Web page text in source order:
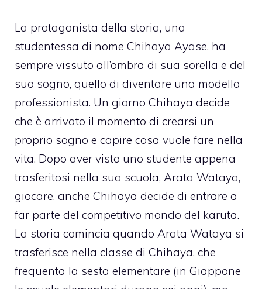
La protagonista della storia, una
studentessa di nome Chihaya Ayase, ha
sempre vissuto all’ombra di sua sorella e del
suo sogno, quello di diventare una modella
professionista. Un giorno Chihaya decide
che è arrivato il momento di crearsi un
proprio sogno e capire cosa vuole fare nella
vita. Dopo aver visto uno studente appena
trasferitosi nella sua scuola, Arata Wataya,
giocare, anche Chihaya decide di entrare a
far parte del competitivo mondo del karuta.
La storia comincia quando Arata Wataya si
trasferisce nella classe di Chihaya, che
frequenta la sesta elementare (in Giappone